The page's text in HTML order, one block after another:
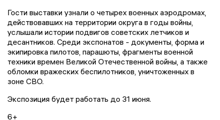
Гости выставки узнали о четырех военных аэродромах,
действовавших на территории округа в годы войны,
услышали истории подвигов советских летчиков и
десантников. Среди экспонатов - документы, форма и
экипировка пилотов, парашюты, фрагменты военной
техники времен Великой Отечественной войны, а также
обломки вражеских беспилотников, уничтоженных в
зоне СВО.
Экспозиция будет работать до 31 июня.
6+